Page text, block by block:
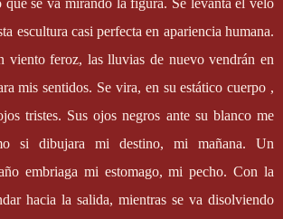
que se va mirando la figura. Se levanta el velo
escultura casi perfecta en apariencia humana.
viento feroz, las lluvias de nuevo vendrán en
mis sentidos. Se vira, en su estático cuerpo ,
tristes. Sus ojos negros ante su blanco me
si dibujara mi destino, mi mañana. Un
embriaga mi estomago, mi pecho. Con la
hacia la salida, mientras se va disolviendo